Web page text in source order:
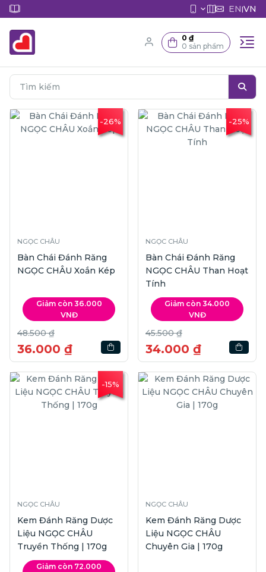
EN|VN
0 ₫
0 sản phẩm
-26%
NGỌC CHÂU
Bàn Chái Đánh Răng
NGỌC CHÂU Xoắn Kép
Giảm còn 36.000
VNĐ
48.500 ₫
36.000 ₫
-25%
NGỌC CHÂU
Bàn Chái Đánh Răng
NGỌC CHÂU Than Hoạt
Tính
Giảm còn 34.000
VNĐ
45.500 ₫
34.000 ₫
-15%
NGỌC CHÂU
Kem Đánh Răng Dược
Liệu NGỌC CHÂU
Truyền Thống | 170g
Giảm còn 72.000
NGỌC CHÂU
Kem Đánh Răng Dược
Liệu NGỌC CHÂU
Chuyên Gia | 170g